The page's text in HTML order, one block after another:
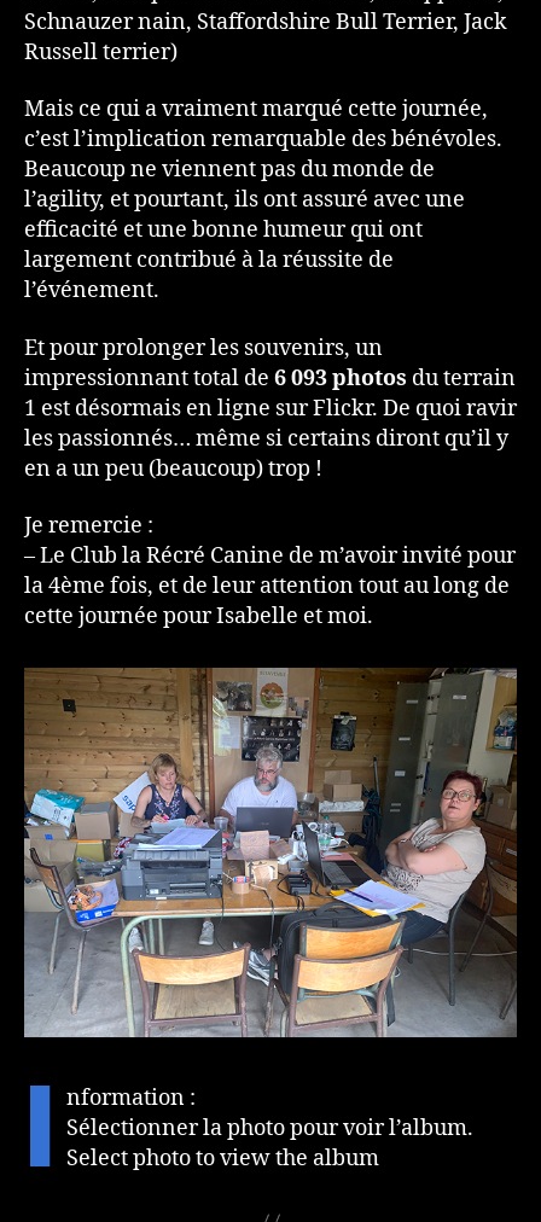
Schnauzer nain, Staffordshire Bull Terrier, Jack
Russell terrier)
Mais ce qui a vraiment marqué cette journée,
c’est l’implication remarquable des bénévoles.
Beaucoup ne viennent pas du monde de
l’agility, et pourtant, ils ont assuré avec une
efficacité et une bonne humeur qui ont
largement contribué à la réussite de
l’événement.
Et pour prolonger les souvenirs, un
impressionnant total de 6 093 photos du terrain
1 est désormais en ligne sur Flickr. De quoi ravir
les passionnés… même si certains diront qu’il y
en a un peu (beaucoup) trop !
Je remercie :
– Le Club la Récré Canine de m’avoir invité pour
la 4ème fois, et de leur attention tout au long de
cette journée pour Isabelle et moi.
i nformation :
Sélectionner la photo pour voir l’album.
Select photo to view the album